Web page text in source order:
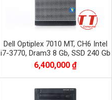
Dell Optiplex 7010 MT, CH6 Intel
i7-3770, Dram3 8 Gb, SSD 240 Gb
6,400,000 ₫